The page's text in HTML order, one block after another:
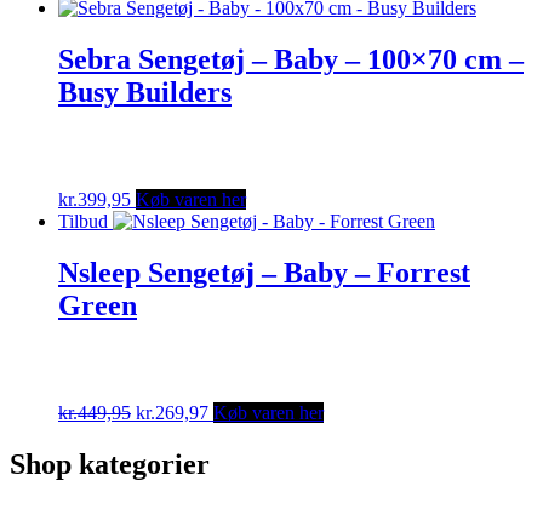
Sebra Sengetøj – Baby – 100×70 cm –
Busy Builders
kr.399,95 Køb varen her
Tilbud
Nsleep Sengetøj – Baby – Forrest
Green
kr.449,95 Original
was:
kr.449,95.
kr.269,97Current
Køb varen her
Shop kategorier